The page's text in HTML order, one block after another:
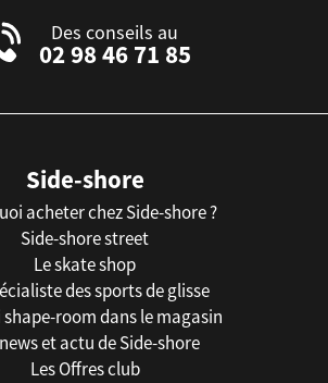
Des conseils au
02 98 46 71 85
Side-shore
acheter chez Side-shore ?
Side-shore street
Le skate shop
des sports de glisse
shape-room dans le magasin
et actu de Side-shore
Les Offres club